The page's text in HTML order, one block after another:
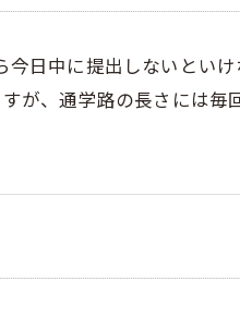
日中に提出しないとい
が、通学路の長さには毎